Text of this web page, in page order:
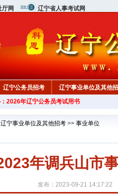
厅网 辽宁省人事考试网
辽宁公务员招考 辽宁事业单位及其他
2026年辽宁公务员考试用书
辽宁事业单位及其他招考 >> 事业单位
年调兵山市
发布：2023-09-21 14:17:22